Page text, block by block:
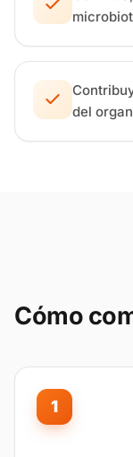
del
Cómo
1